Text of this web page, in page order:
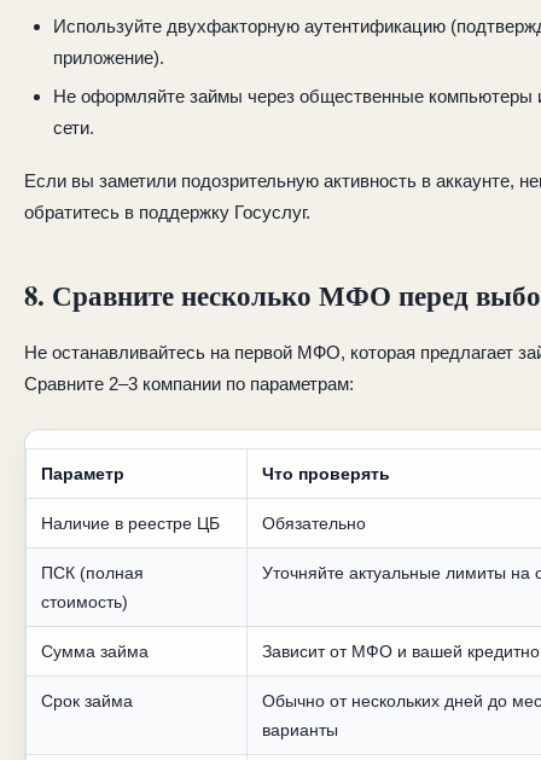
Используйте двухфакторную аутентификацию
приложение).
Не оформляйте займы через общественные
сети.
Если вы заметили подозрительную активность в аккаунте,
обратитесь в поддержку Госуслуг.
8. Сравните несколько МФО перед
Не останавливайтесь на первой МФО, которая предлагает
Сравните 2–3 компании по параметрам:
Параметр Что проверять
Наличие в реестре ЦБ Обязательно
ПСК (полная
стоимость)
Уточняйте актуальные лимиты на
Сумма займа Зависит от МФО и вашей
Срок займа
Обычно от нескольких дней до
варианты